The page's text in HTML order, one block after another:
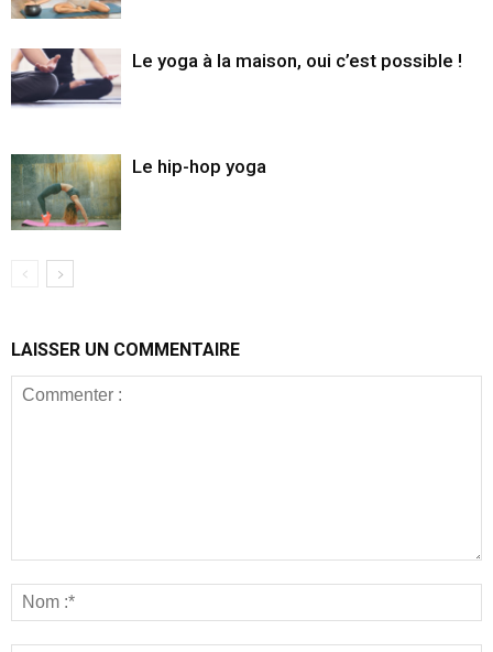
Le yoga à la maison, oui c’est possible !
Le hip-hop yoga
LAISSER UN COMMENTAIRE